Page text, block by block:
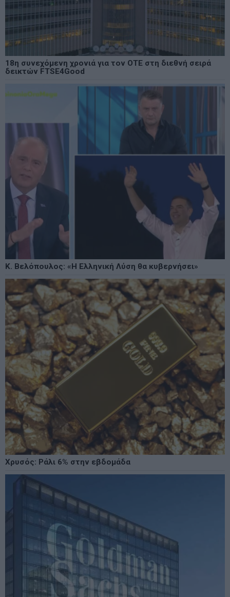
18η συνεχόμενη χρονιά για τον ΟΤΕ στη διεθνή σειρά
δεικτών FTSE4Good
Κ. Βελόπουλος: «Η Ελληνική Λύση θα κυβερνήσει»
Χρυσός: Ράλι 6% στην εβδομάδα